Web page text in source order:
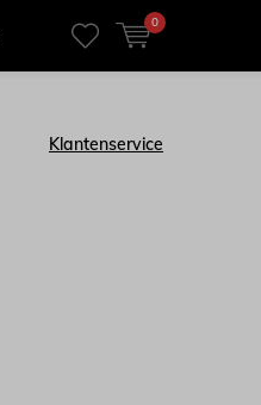
0
Klantenservice